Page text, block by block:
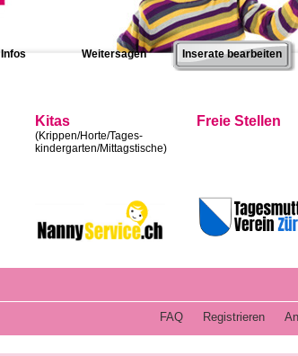
Infos Weitersagen Inserate bearbeiten
Kitas
(Krippen/Horte/Tages-
kindergarten/Mittagstische)
Freie Stellen
FAQ Registrieren